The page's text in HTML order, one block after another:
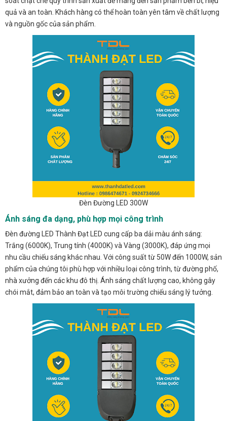
quả và an toàn. Khách hàng có thể hoàn toàn yên tâm về chất lượng
và nguồn gốc của sản phẩm.
Đèn Đường LED 300W
Ánh sáng đa dạng, phù hợp mọi công trình
Đèn đường LED Thành Đạt LED cung cấp ba dải màu ánh sáng:
Trắng (6000K), Trung tính (4000K) và Vàng (3000K), đáp ứng mọi
nhu cầu chiếu sáng khác nhau. Với công suất từ 50W đến 1000W, sản
phẩm của chúng tôi phù hợp với nhiều loại công trình, từ đường phố,
nhà xưởng đến các khu đô thị. Ánh sáng chất lượng cao, không gây
chói mắt, đảm bảo an toàn và tạo môi trường chiếu sáng lý tưởng.